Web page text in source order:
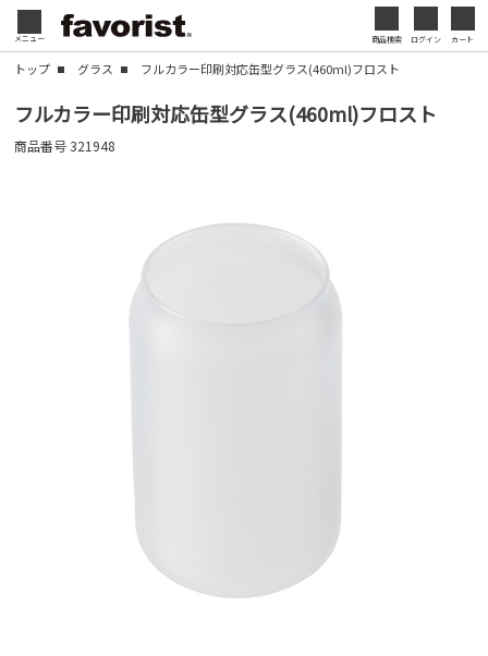
メニュー 商品検索 ログイン カート
トップ グラス フルカラー印刷対応缶型グラス(460ml)フロスト
フルカラー印刷対応缶型グラス(460ml)フロスト
商品番号321948
会社名・ロゴ・メッセージなどを印刷して、オリジ
ナルデザインのノベルティを制作できます。展示会
ド認知度の向上にも効果的です。
閉じる